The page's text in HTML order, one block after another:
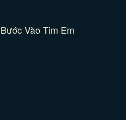
Bước Vào Tim Em